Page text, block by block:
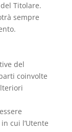
Titolare.
sempre
del
coinvolte
cui l’Utente